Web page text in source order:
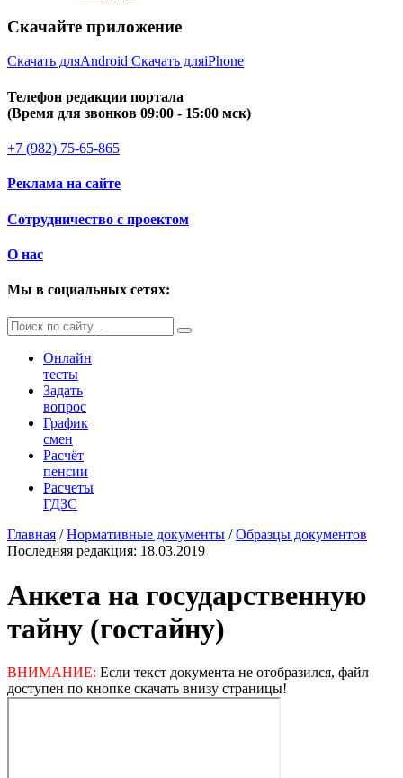
Скачайте приложение
Скачать дляAndroid Скачать дляiPhone
Телефон редакции портала
(Время для звонков 09:00 - 15:00 мск)
+7 (982) 75-65-865
Реклама на сайте
Сотрудничество с проектом
О нас
Мы в социальных сетях:
Онлайн
тесты
Задать
вопрос
График
смен
Расчёт
пенсии
Расчеты
ГДЗС
Главная / Нормативные документы / Образцы документов
Последняя редакция: 18.03.2019
Анкета на государственную
тайну (гостайну)
ВНИМАНИЕ: Если текст документа не отобразился, файл
доступен по кнопке скачать внизу страницы!